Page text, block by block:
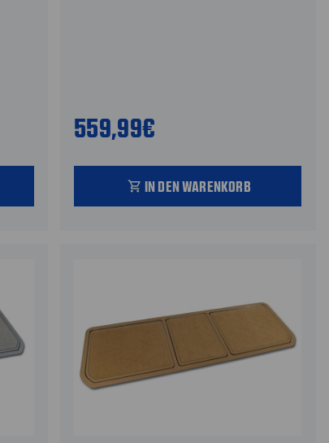
559,99€
shopping_cart IN DEN WARENKORB